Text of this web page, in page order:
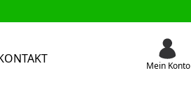
Mein Konto